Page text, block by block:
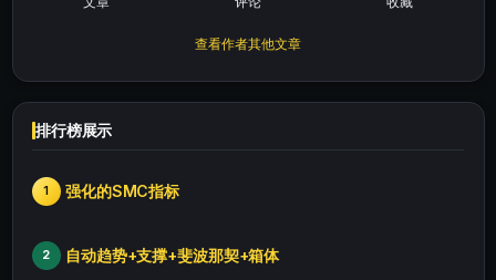
查看作者其他文章
排行榜展示
1 强化的SMC指标
2 自动趋势+支撑+斐波那契+箱体